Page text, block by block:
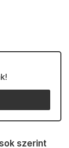
szerint